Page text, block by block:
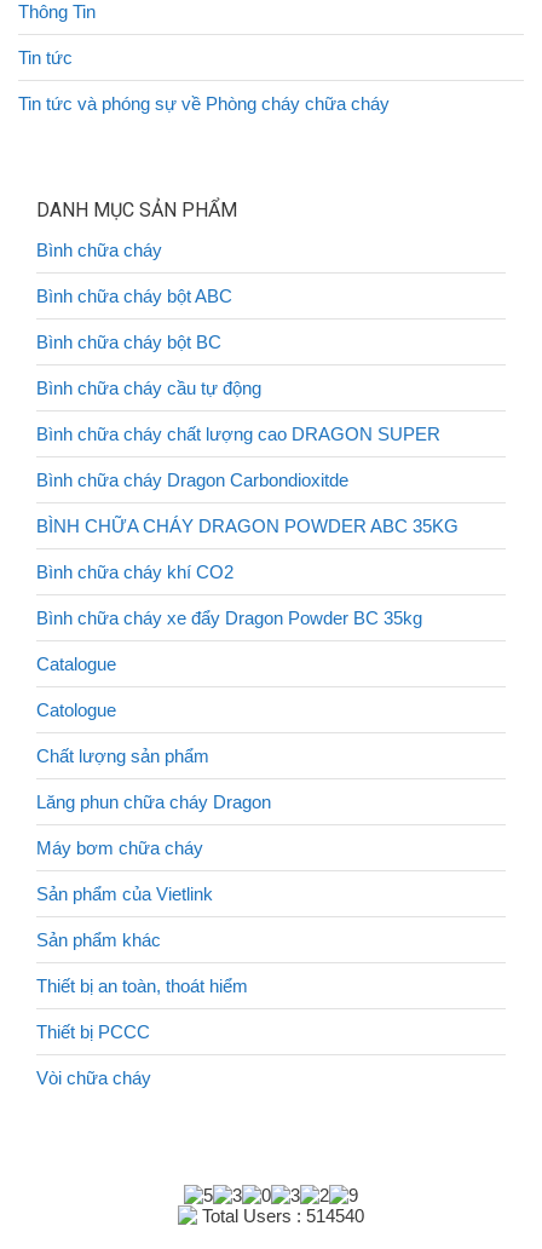
Thông Tin
Tin tức
Tin tức và phóng sự về Phòng cháy chữa cháy
DANH MỤC SẢN PHẨM
Bình chữa cháy
Bình chữa cháy bột ABC
Bình chữa cháy bột BC
Bình chữa cháy cầu tự động
Bình chữa cháy chất lượng cao DRAGON SUPER
Bình chữa cháy Dragon Carbondioxitde
BÌNH CHỮA CHÁY DRAGON POWDER ABC 35KG
Bình chữa cháy khí CO2
Bình chữa cháy xe đẩy Dragon Powder BC 35kg
Catalogue
Catologue
Chất lượng sản phẩm
Lăng phun chữa cháy Dragon
Máy bơm chữa cháy
Sản phẩm của Vietlink
Sản phẩm khác
Thiết bị an toàn, thoát hiểm
Thiết bị PCCC
Vòi chữa cháy
Total Users : 514540